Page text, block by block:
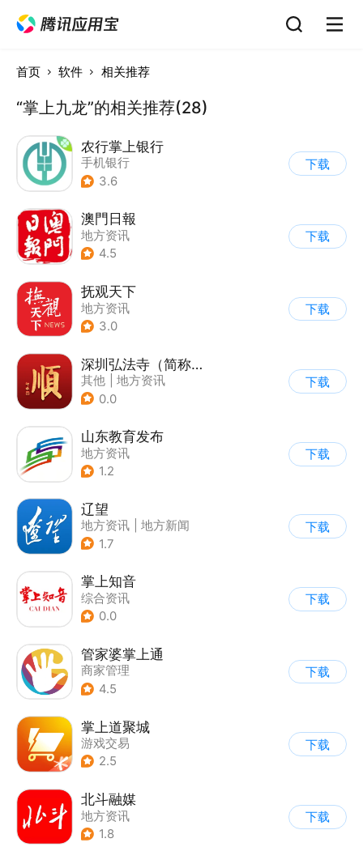
首页 软件 相关推荐
“掌上九龙”的相关推荐(28)
农行掌上银行
手机银行
3.6
下载
澳門日報
地方资讯
4.5
下载
抚观天下
地方资讯
3.0
下载
深圳弘法寺（简称：福顺弘法）
其他
地方资讯
0.0
下载
山东教育发布
地方资讯
1.2
下载
辽望
地方资讯
地方新闻
1.7
下载
掌上知音
综合资讯
0.0
下载
管家婆掌上通
商家管理
4.5
下载
掌上道聚城
游戏交易
2.5
下载
北斗融媒
地方资讯
1.8
下载